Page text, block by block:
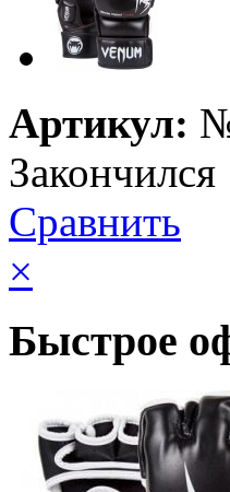
Артикул:
Закончился
Сравнить
×
Быстрое